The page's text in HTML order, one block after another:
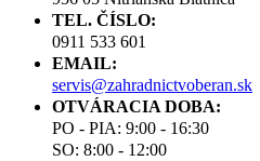
TEL. ČÍSLO:
0911 533 601
EMAIL:
servis@zahradnictvoberan.sk
OTVÁRACIA DOBA:
PO - PIA: 9:00 - 16:30
SO: 8:00 - 12:00